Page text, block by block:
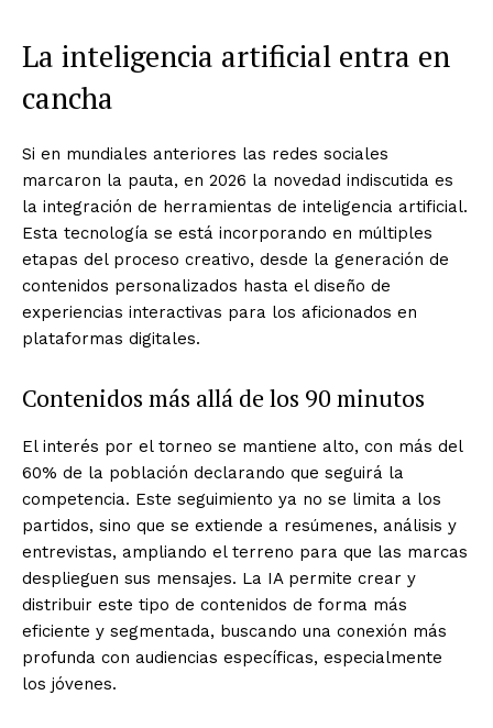
La inteligencia artificial entra en
cancha
Si en mundiales anteriores las redes sociales
marcaron la pauta, en 2026 la novedad indiscutida es
la integración de herramientas de inteligencia artificial.
Esta tecnología se está incorporando en múltiples
etapas del proceso creativo, desde la generación de
contenidos personalizados hasta el diseño de
experiencias interactivas para los aficionados en
plataformas digitales.
Contenidos más allá de los 90 minutos
El interés por el torneo se mantiene alto, con más del
60% de la población declarando que seguirá la
competencia. Este seguimiento ya no se limita a los
partidos, sino que se extiende a resúmenes, análisis y
entrevistas, ampliando el terreno para que las marcas
desplieguen sus mensajes. La IA permite crear y
distribuir este tipo de contenidos de forma más
eficiente y segmentada, buscando una conexión más
profunda con audiencias específicas, especialmente
los jóvenes.